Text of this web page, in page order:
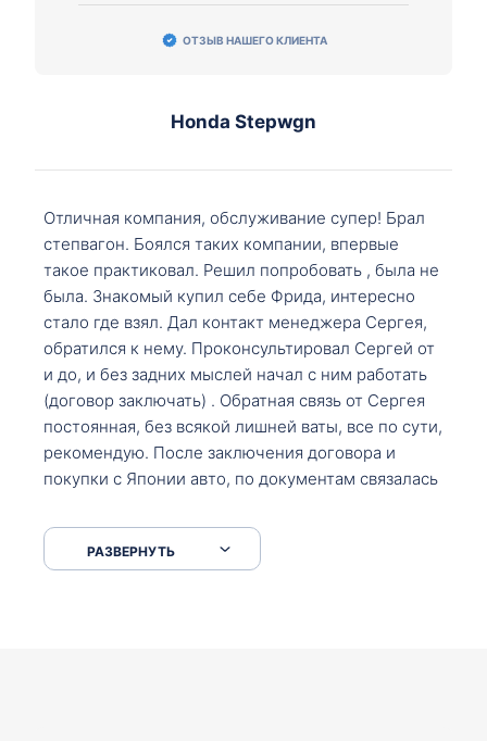
ОТЗЫВ НАШЕГО КЛИЕНТА
Honda Stepwgn
Отличная компания, обслуживание супер! Брал
степвагон. Боялся таких компании, впервые
такое практиковал. Решил попробовать , была не
была. Знакомый купил себе Фрида, интересно
стало где взял. Дал контакт менеджера Сергея,
обратился к нему. Проконсультировал Сергей от
и до, и без задних мыслей начал с ним работать
(договор заключать) . Обратная связь от Сергея
постоянная, без всякой лишней ваты, все по сути,
рекомендую. После заключения договора и
покупки с Японии авто, по документам связалась
что заполнить, куда зайти, образцы и т.д. После
приехал за авто. Меня тепло встретили Сергей с
РАЗВЕРНУТЬ